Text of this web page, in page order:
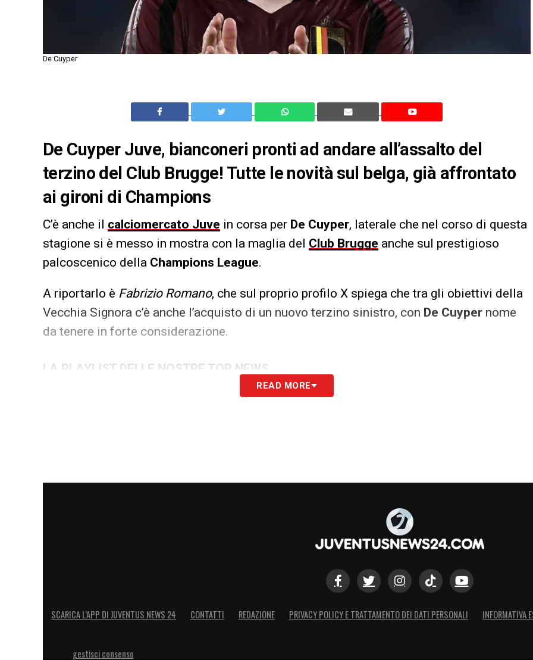
De Cuyper
De Cuyper Juve, bianconeri pronti ad andare all’assalto del
terzino del Club Brugge! Tutte le novità sul belga, già affrontato
ai gironi di Champions
C’è anche il calciomercato Juve in corsa per De Cuyper, laterale che nel corso di questa
stagione si è messo in mostra con la maglia del Club Brugge anche sul prestigioso
palcoscenico della Champions League.
A riportarlo è Fabrizio Romano, che sul proprio profilo X spiega che tra gli obiettivi della
Vecchia Signora c’è anche l’acquisto di un nuovo terzino sinistro, con De Cuyper nome
da tenere in forte considerazione.
LA PLAYLIST DELLE NOSTRE TOP NEWS
READ MORE
SCARICA L’APP DI JUVENTUS NEWS 24 CONTATTI REDAZIONE PRIVACY POLICY E TRATTAMENTO DEI DATI PERSONALI INFORMATIVA
gestisci consenso